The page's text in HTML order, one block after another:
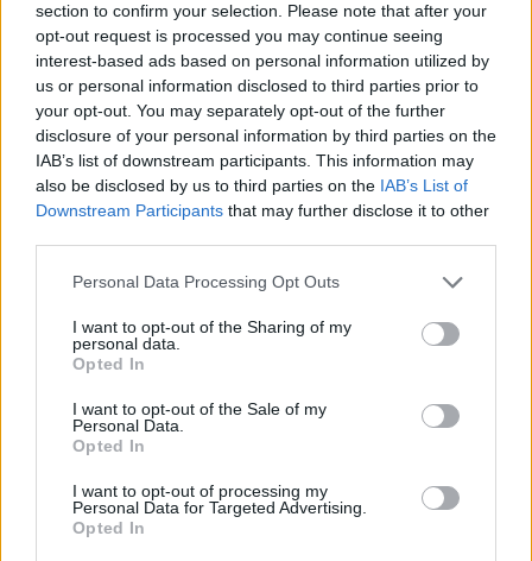
section to confirm your selection. Please note that after your
opt-out request is processed you may continue seeing
interest-based ads based on personal information utilized by
us or personal information disclosed to third parties prior to
your opt-out. You may separately opt-out of the further
disclosure of your personal information by third parties on the
IAB’s list of downstream participants. This information may
also be disclosed by us to third parties on the IAB’s List of
Downstream Participants that may further disclose it to other
Personal Data Processing Opt Outs
I want to opt-out of the Sharing of my
personal data.
Opted In
I want to opt-out of the Sale of my
Personal Data.
Opted In
I want to opt-out of processing my
Personal Data for Targeted Advertising.
Opted In
2026-06-20 KL. 10:09
Tre halländska
fötter i VM-gräset:
2026-06-15 KL. 16:06
Så fungerar
BankID-